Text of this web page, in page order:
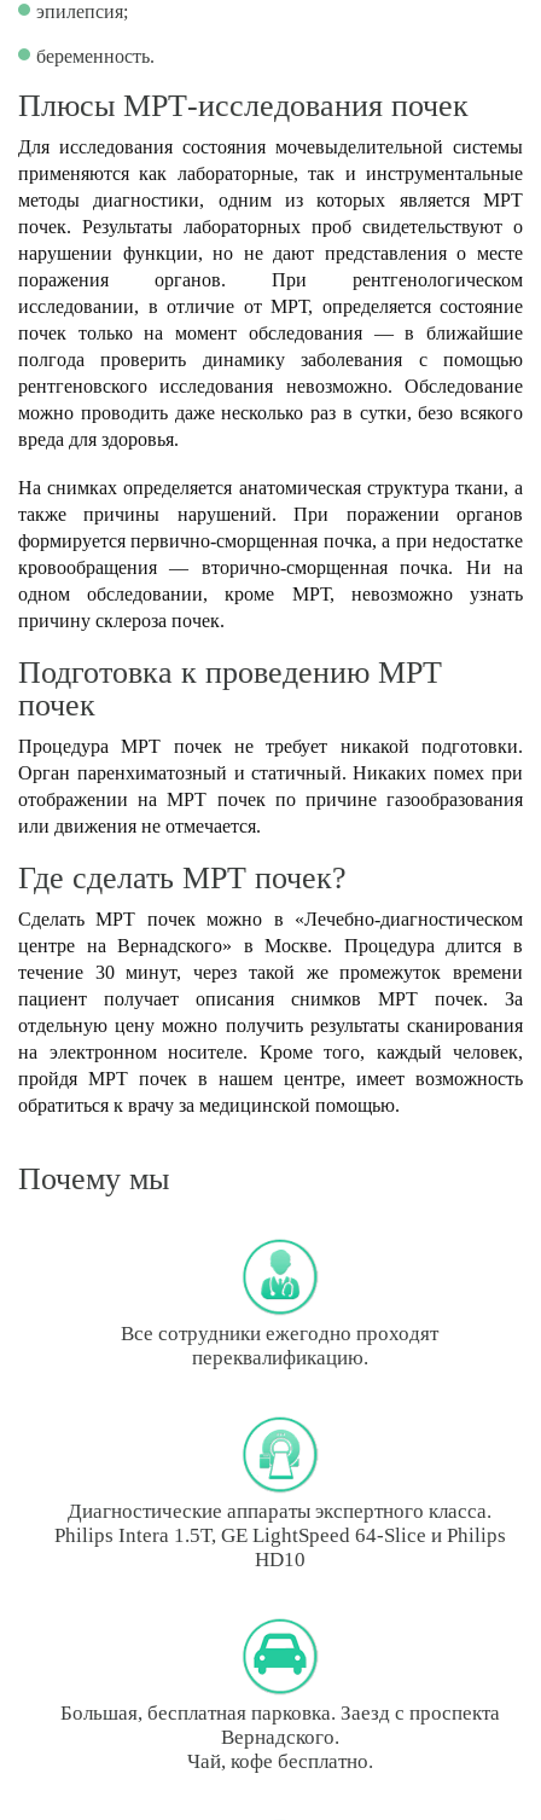
эпилепсия;
беременность.
Плюсы МРТ-исследования почек
Для исследования состояния мочевыделительной системы
применяются как лабораторные, так и инструментальные
методы диагностики, одним из которых является МРТ
почек. Результаты лабораторных проб свидетельствуют о
нарушении функции, но не дают представления о месте
поражения органов. При рентгенологическом
исследовании, в отличие от МРТ, определяется состояние
почек только на момент обследования — в ближайшие
полгода проверить динамику заболевания с помощью
рентгеновского исследования невозможно. Обследование
можно проводить даже несколько раз в сутки, безо всякого
вреда для здоровья.
На снимках определяется анатомическая структура ткани, а
также причины нарушений. При поражении органов
формируется первично-сморщенная почка, а при недостатке
кровообращения — вторично-сморщенная почка. Ни на
одном обследовании, кроме МРТ, невозможно узнать
причину склероза почек.
Подготовка к проведению МРТ
почек
Процедура МРТ почек не требует никакой подготовки.
Орган паренхиматозный и статичный. Никаких помех при
отображении на МРТ почек по причине газообразования
или движения не отмечается.
Где сделать МРТ почек?
Сделать МРТ почек можно в «Лечебно-диагностическом
центре на Вернадского» в Москве. Процедура длится в
течение 30 минут, через такой же промежуток времени
пациент получает описания снимков МРТ почек. За
отдельную цену можно получить результаты сканирования
на электронном носителе. Кроме того, каждый человек,
пройдя МРТ почек в нашем центре, имеет возможность
обратиться к врачу за медицинской помощью.
Почему мы
Все сотрудники ежегодно проходят
переквалификацию.
Диагностические аппараты экспертного класса.
Philips Intera 1.5T, GE LightSpeed 64-Slice и Philips
HD10
Большая, бесплатная парковка. Заезд с проспекта
Вернадского.
Чай, кофе бесплатно.